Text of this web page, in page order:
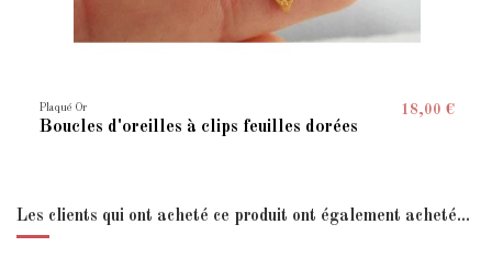
Plaqué Or
Boucles d'oreilles à clips feuilles dorées
18,00 €
Les clients qui ont acheté ce produit ont également acheté...